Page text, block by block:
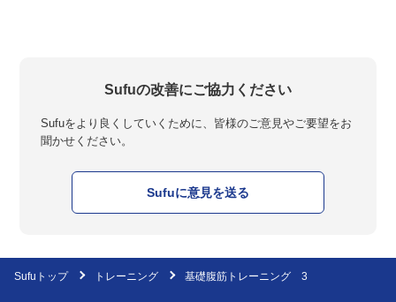
Sufuの改善にご協力ください
Sufuをより良くしていくために、皆様のご意見やご要望をお
聞かせください。
Sufuに意見を送る
Sufuトップ トレーニング 基礎腹筋トレーニング 3